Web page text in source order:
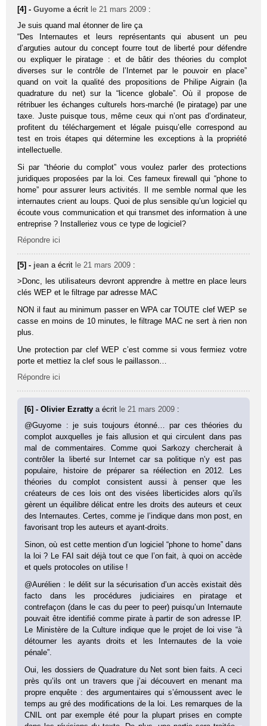
[4] -Guyome a écrit le 21 mars 2009 :
Je suis quand mal étonner de lire ça
“Des Internautes et leurs représentants qui abusent un peu
d’arguties autour du concept fourre tout de liberté pour défendre
ou expliquer le piratage : et de bâtir des théories du complot
diverses sur le contrôle de l’Internet par le pouvoir en place”
quand on voit la qualité des propositions de Philipe Aigrain (la
quadrature du net) sur la “licence globale”. Où il propose de
rétribuer les échanges culturels hors-marché (le piratage) par une
taxe. Juste puisque tous, même ceux qui n’ont pas d’ordinateur,
profitent du téléchargement et légale puisqu’elle correspond au
test en trois étapes qui détermine les exceptions à la propriété
intellectuelle.
Si par “théorie du complot” vous voulez parler des protections
juridiques proposées par la loi. Ces fameux firewall qui “phone to
home” pour assurer leurs activités. Il me semble normal que les
internautes crient au loups. Quoi de plus sensible qu’un logiciel qu
écoute vous communication et qui transmet des information à une
entreprise ? Installeriez vous ce type de logiciel?
Répondre ici
[5] - jean a écrit le 21 mars 2009 :
>Donc, les utilisateurs devront apprendre à mettre en place leurs
clés WEP et le filtrage par adresse MAC
NON il faut au minimum passer en WPA car TOUTE clef WEP se
casse en moins de 10 minutes, le filtrage MAC ne sert à rien non
plus.
Une protection par clef WEP c’est comme si vous fermiez votre
porte et mettiez la clef sous le paillasson…
Répondre ici
[6] - Olivier Ezrattya écrit le 21 mars 2009 :
@Guyome : je suis toujours étonné… par ces théories du
complot auxquelles je fais allusion et qui circulent dans pas
mal de commentaires. Comme quoi Sarkozy chercherait à
contrôler la liberté sur Internet car sa politique n’y est pas
populaire, histoire de préparer sa réélection en 2012. Les
théories du complot consistent aussi à penser que les
créateurs de ces lois ont des visées liberticides alors qu’ils
gèrent un équilibre délicat entre les droits des auteurs et ceux
des Internautes. Certes, comme je l’indique dans mon post, en
favorisant trop les auteurs et ayant-droits.
Sinon, où est cette mention d’un logiciel “phone to home” dans
la loi ? Le FAI sait déjà tout ce que l’on fait, à quoi on accède
et quels protocoles on utilise !
@Aurélien : le délit sur la sécurisation d’un accès existait dès
facto dans les procédures judiciaires en piratage et
contrefaçon (dans le cas du peer to peer) puisqu’un Internaute
pouvait être identifié comme pirate à partir de son adresse IP.
Le Ministère de la Culture indique que le projet de loi vise “à
détourner les ayants droits et les Internautes de la voie
pénale”.
Oui, les dossiers de Quadrature du Net sont bien faits. A ceci
près qu’ils ont un travers que j’ai découvert en menant ma
propre enquête : des argumentaires qui s’émoussent avec le
temps au gré des modifications de la loi. Les remarques de la
CNIL ont par exemple été pour la plupart prises en compte